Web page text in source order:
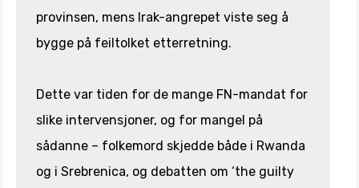
provinsen, mens Irak-angrepet viste seg å
bygge på feiltolket etterretning.
Dette var tiden for de mange FN-mandat for
slike intervensjoner, og for mangel på
sådanne – folkemord skjedde både i Rwanda
og i Srebrenica, og debatten om ‘the guilty